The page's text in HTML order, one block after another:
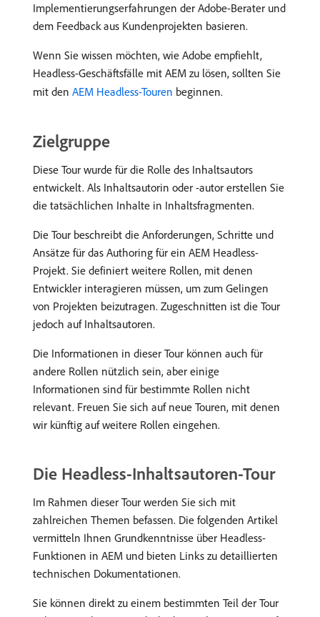
Implementierungserfahrungen der Adobe-Berater und
dem Feedback aus Kundenprojekten basieren.
Wenn Sie wissen möchten, wie Adobe empfiehlt,
Headless-Geschäftsfälle mit AEM zu lösen, sollten Sie
mit den AEM Headless-Touren beginnen.
Zielgruppe
Diese Tour wurde für die Rolle des Inhaltsautors
entwickelt. Als Inhaltsautorin oder -autor erstellen Sie
die tatsächlichen Inhalte in Inhaltsfragmenten.
Die Tour beschreibt die Anforderungen, Schritte und
Ansätze für das Authoring für ein AEM Headless-
Projekt. Sie definiert weitere Rollen, mit denen
Entwickler interagieren müssen, um zum Gelingen
von Projekten beizutragen. Zugeschnitten ist die Tour
jedoch auf Inhaltsautoren.
Die Informationen in dieser Tour können auch für
andere Rollen nützlich sein, aber einige
Informationen sind für bestimmte Rollen nicht
relevant. Freuen Sie sich auf neue Touren, mit denen
wir künftig auf weitere Rollen eingehen.
Die Headless-Inhaltsautoren-Tour
Im Rahmen dieser Tour werden Sie sich mit
zahlreichen Themen befassen. Die folgenden Artikel
vermitteln Ihnen Grundkenntnisse über Headless-
Funktionen in AEM und bieten Links zu detaillierten
technischen Dokumentationen.
Sie können direkt zu einem bestimmten Teil der Tour